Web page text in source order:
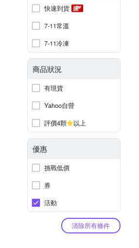
快速到貨
7-11常溫
7-11冷凍
商品狀況
有現貨
Yahoo自營
評價4顆
以上
優惠
挑戰低價
券
活動
清除所有條件